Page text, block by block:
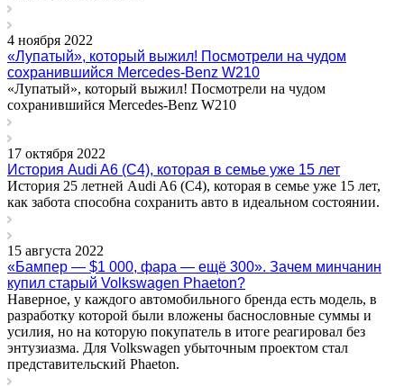
4 ноября 2022
«Лупатый», который выжил! Посмотрели на чудом
сохранившийся Mercedes-Benz W210
«Лупатый», который выжил! Посмотрели на чудом
сохранившийся Mercedes-Benz W210
17 октября 2022
История Audi A6 (С4), которая в семье уже 15 лет
История 25 летней Audi A6 (С4), которая в семье уже 15 лет,
как забота способна сохранить авто в идеальном состоянии.
15 августа 2022
«Бампер — $1 000, фара — ещё 300». Зачем минчанин
купил старый Volkswagen Phaeton?
Наверное, у каждого автомобильного бренда есть модель, в
разработку которой были вложены баснословные суммы и
усилия, но на которую покупатель в итоге реагировал без
энтузиазма. Для Volkswagen убыточным проектом стал
представительский Phaeton.